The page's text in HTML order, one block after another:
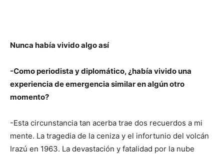
Nunca había vivido algo así
-Como periodista y diplomático, ¿había vivido una
experiencia de emergencia similar en algún otro
momento?
-Esta circunstancia tan acerba trae dos recuerdos a mi
mente. La tragedia de la ceniza y el infortunio del volcán
Irazú en 1963. La devastación y fatalidad por la nube